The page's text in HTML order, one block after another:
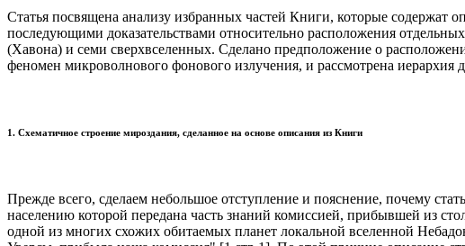
Статья посвящена анализу избранных частей Книги, которые содержат
последующими доказательствами относительно расположения
(Хавона) и семи сверхвселенных. Сделано предположение о
феномен микроволнового фонового излучения, и рассмотрена
1. Схематичное строение мироздания, сделанное на основе описания из Книги
Прежде всего, сделаем небольшое отступление и пояснение, почему
населению которой передана часть знаний комиссией, прибывшей из
одной из многих схожих обитаемых планет локальной вселенной